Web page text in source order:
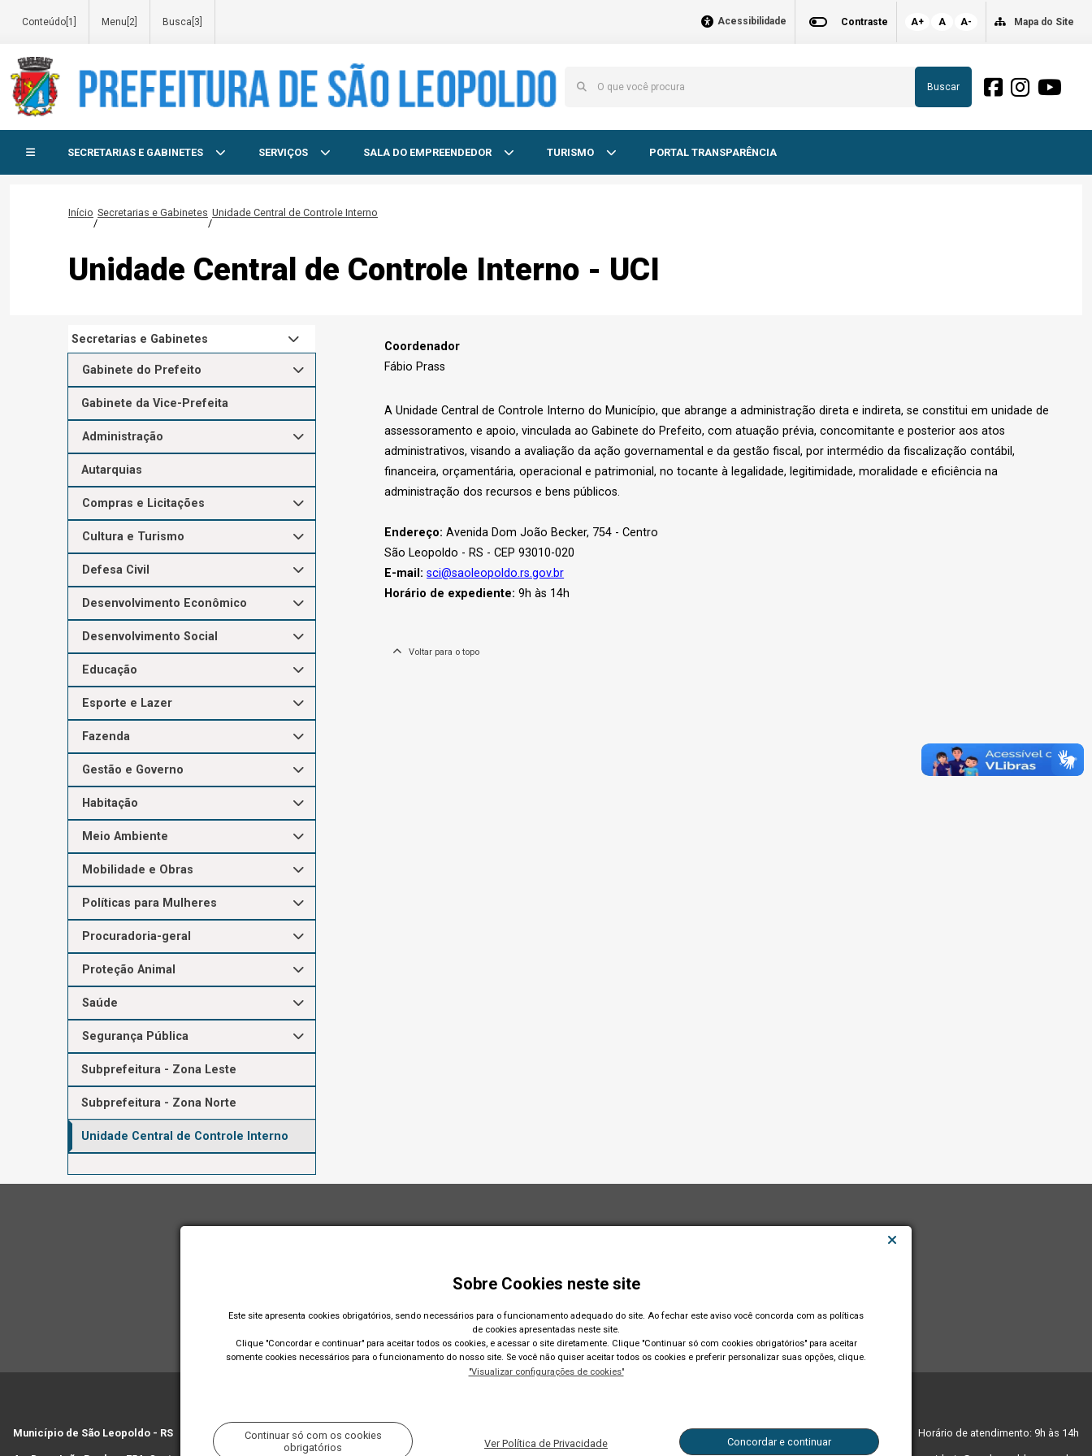
Conteúdo[1] Menu[2] Busca[3] Acessibilidade Contraste A+ A A- Mapa do Site
Buscar
SECRETARIAS E GABINETES SERVIÇOS SALA DO EMPREENDEDOR TURISMO PORTAL TRANSPARÊNCIA
Início
/
Secretarias e Gabinetes
/
Unidade Central de Controle Interno
Unidade Central de Controle Interno - UCI
Secretarias e Gabinetes
Gabinete do Prefeito
Gabinete da Vice-Prefeita
Administração
Autarquias
Compras e Licitações
Cultura e Turismo
Defesa Civil
Desenvolvimento Econômico
Desenvolvimento Social
Educação
Esporte e Lazer
Fazenda
Gestão e Governo
Habitação
Meio Ambiente
Mobilidade e Obras
Políticas para Mulheres
Procuradoria-geral
Proteção Animal
Saúde
Segurança Pública
Subprefeitura - Zona Leste
Subprefeitura - Zona Norte
Unidade Central de Controle Interno
Coordenador
Fábio Prass
A Unidade Central de Controle Interno do Município, que abrange a administração direta e indireta, se constitui em unidade de
assessoramento e apoio, vinculada ao Gabinete do Prefeito, com atuação prévia, concomitante e posterior aos atos
administrativos, visando a avaliação da ação governamental e da gestão fiscal, por intermédio da fiscalização contábil,
financeira, orçamentária, operacional e patrimonial, no tocante à legalidade, legitimidade, moralidade e eficiência na
administração dos recursos e bens públicos.
Endereço:Avenida Dom João Becker, 754 - Centro
São Leopoldo - RS - CEP 93010-020
E-mail:sci@saoleopoldo.rs.gov.br
Horário de expediente:9h às 14h
Voltar para o topo
Sobre Cookies neste site
Este site apresenta cookies obrigatórios, sendo necessários para o funcionamento adequado do site. Ao fechar este aviso você concorda com as políticas
de cookies apresentadas neste site.
Clique "Concordar e continuar" para aceitar todos os cookies, e acessar o site diretamente. Clique "Continuar só com cookies obrigatórios" para aceitar
somente cookies necessários para o funcionamento do nosso site. Se você não quiser aceitar todos os cookies e preferir personalizar suas opções, clique.
"Visualizar configurações de cookies"
Continuar só com os cookies
obrigatórios
Ver Política de Privacidade Concordar e continuar
Município de São Leopoldo - RS
Horário de atendimento: 9h às 14h